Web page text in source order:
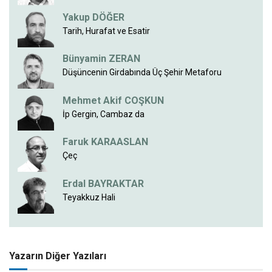
Yakup DÖĞER
Tarih, Hurafat ve Esatir
Bünyamin ZERAN
Düşüncenin Girdabında Üç Şehir Metaforu
Mehmet Akif COŞKUN
İp Gergin, Cambaz da
Faruk KARAASLAN
Çeç
Erdal BAYRAKTAR
Teyakkuz Hali
Yazarın Diğer Yazıları